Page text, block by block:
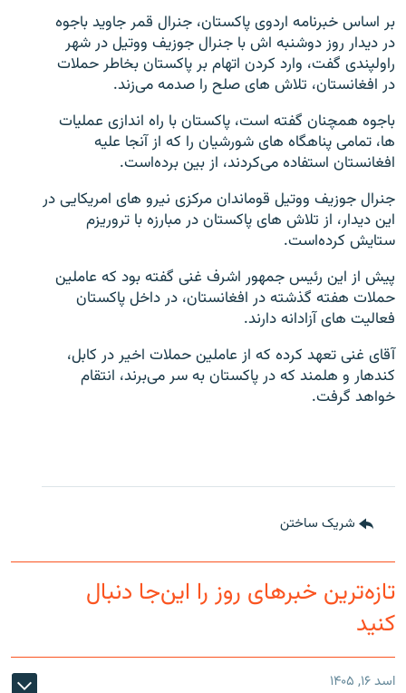
همۀ سایت‌های رادیو آزادی/ رادیو اروپای آزاد
بر اساس خبرنامه اردوی پاکستان، جنرال قمر جاوید باجوه
در دیدار روز دوشنبه اش با جنرال جوزیف ووتیل در شهر
راولپندی گفت، وارد کردن اتهام بر پاکستان بخاطر حملات
در افغانستان، تلاش های صلح را صدمه می‌زند.
باجوه همچنان گفته است، پاکستان با راه اندازی عملیات
ها، تمامی پناهگاه های شورشیان را که از آنجا علیه
افغانستان استفاده می‌کردند، از بین برده‌است.
جنرال جوزیف ووتیل قوماندان مرکزی نیرو های امریکایی در
این دیدار، از تلاش های پاکستان در مبارزه با تروریزم
ستایش کرده‌است.
پیش از این رئیس جمهور اشرف غنی گفته بود که عاملین
حملات هفته گذشته در افغانستان، در داخل پاکستان
فعالیت های آزادانه دارند.
آقای غنی تعهد کرده که از عاملین حملات اخیر در کابل،
کندهار و هلمند که در پاکستان به سر می‌برند، انتقام
خواهد گرفت.
شریک ساختن
تازه‌ترین خبرهای روز را این‌جا دنبال
کنید
اسد ۱۶, ۱۴۰۵